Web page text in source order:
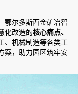
鄂尔多斯西金矿冶智
化改造的核心痛点、
、机械制造等各类工
案，助力园区筑牢安